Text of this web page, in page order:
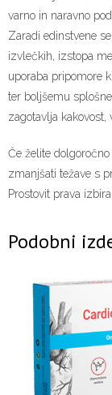
varno in naravno
Zaradi edinstvene
izvlečkih, izstopa
uporaba pripomore
ter boljšemu
zagotavlja kakovost,
Če želite
zmanjšati težave s
Prostovit prava izbira!
Podobni